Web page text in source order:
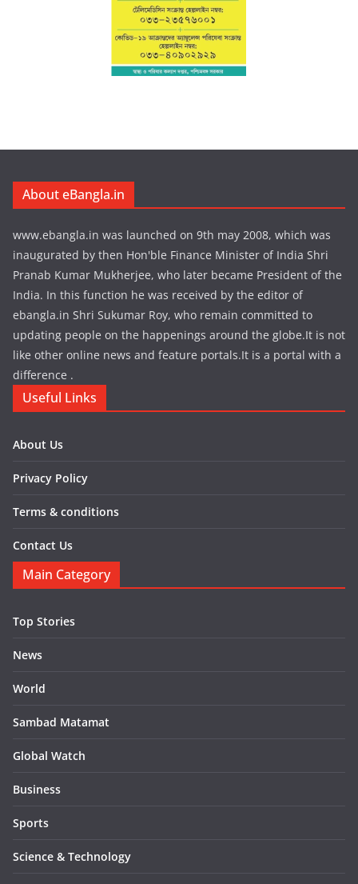
About eBangla.in
www.ebangla.in was launched on 9th may 2008, which was
inaugurated by then Hon'ble Finance Minister of India Shri
Pranab Kumar Mukherjee, who later became President of the
India. In this function he was received by the editor of
ebangla.in Shri Sukumar Roy, who remain committed to
updating people on the happenings around the globe.It is not
like other online news and feature portals.It is a portal with a
difference .
Useful Links
About Us
Privacy Policy
Terms & conditions
Contact Us
Main Category
Top Stories
News
World
Sambad Matamat
Global Watch
Business
Sports
Science & Technology